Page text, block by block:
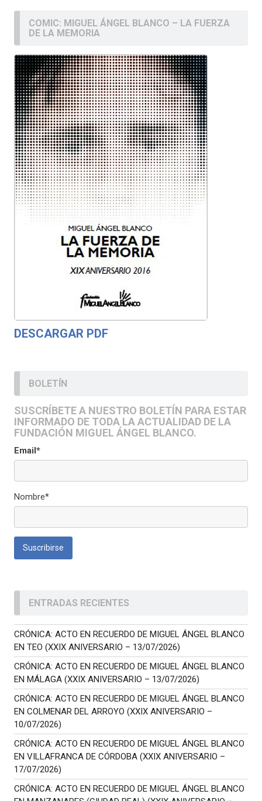
COMIC: MIGUEL ÁNGEL BLANCO – LA FUERZA
DE LA MEMORIA
DESCARGAR PDF
BOLETÍN
SUSCRÍBETE A NUESTRO BOLETÍN PARA ESTAR
INFORMADO DE TODA LA ACTUALIDAD DE LA
FUNDACIÓN MIGUEL ÁNGEL BLANCO.
Email*
Nombre*
ENTRADAS RECIENTES
CRÓNICA: ACTO EN RECUERDO DE MIGUEL ÁNGEL BLANCO
EN TEO (XXIX ANIVERSARIO – 13/07/2026)
CRÓNICA: ACTO EN RECUERDO DE MIGUEL ÁNGEL BLANCO
EN MÁLAGA (XXIX ANIVERSARIO – 13/07/2026)
CRÓNICA: ACTO EN RECUERDO DE MIGUEL ÁNGEL BLANCO
EN COLMENAR DEL ARROYO (XXIX ANIVERSARIO –
10/07/2026)
CRÓNICA: ACTO EN RECUERDO DE MIGUEL ÁNGEL BLANCO
EN VILLAFRANCA DE CÓRDOBA (XXIX ANIVERSARIO –
17/07/2026)
CRÓNICA: ACTO EN RECUERDO DE MIGUEL ÁNGEL BLANCO